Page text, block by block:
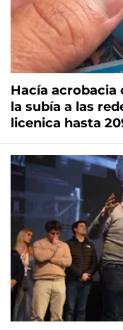
Hacía acrobacia
la subía a las
licenica hasta